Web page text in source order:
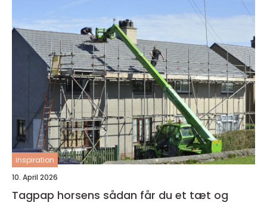
inspiration
10. April 2026
Tagpap horsens sådan får du et tæt og